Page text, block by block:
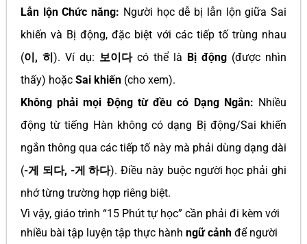
Lẫn lộn Chức năng: Người học dễ bị lẫn lộn giữa Sai
khiến và Bị động, đặc biệt với các tiếp tố trùng nhau
(이, 히). Ví dụ: 보이다có thể là Bị động (được nhìn
thấy) hoặc Sai khiến (cho xem).
Không phải mọi Động từ đều có Dạng Ngắn: Nhiều
động từ tiếng Hàn không có dạng Bị động/Sai khiến
ngắn thông qua các tiếp tố này mà phải dùng dạng dài
(-게 되다, -게 하다). Điều này buộc người học phải ghi
nhớ từng trường hợp riêng biệt.
Vì vậy, giáo trình “15 Phút tự học” cần phải đi kèm với
nhiều bài tập luyện tập thực hành ngữ cảnh để người